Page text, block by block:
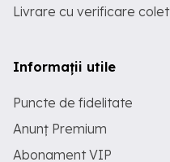
Livrare cu verificare colet
Informații utile
Puncte de fidelitate
Anunț Premium
Abonament VIP